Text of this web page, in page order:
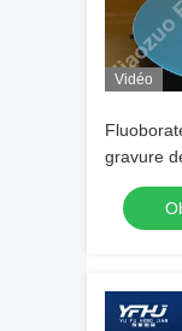
Vidéo
gravure